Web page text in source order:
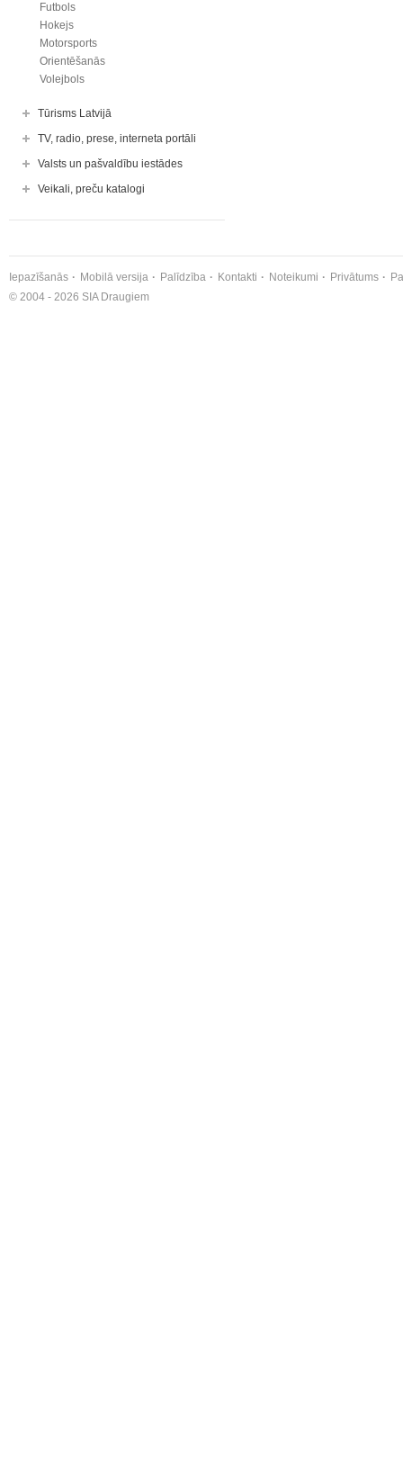
Futbols
Hokejs
Motorsports
Orientēšanās
Volejbols
Tūrisms Latvijā
TV, radio, prese, interneta portāli
Valsts un pašvaldību iestādes
Veikali, preču katalogi
Iepazīšanās Mobilā versija Palīdzība Kontakti Noteikumi Privātums
© 2004 - 2026 SIA Draugiem